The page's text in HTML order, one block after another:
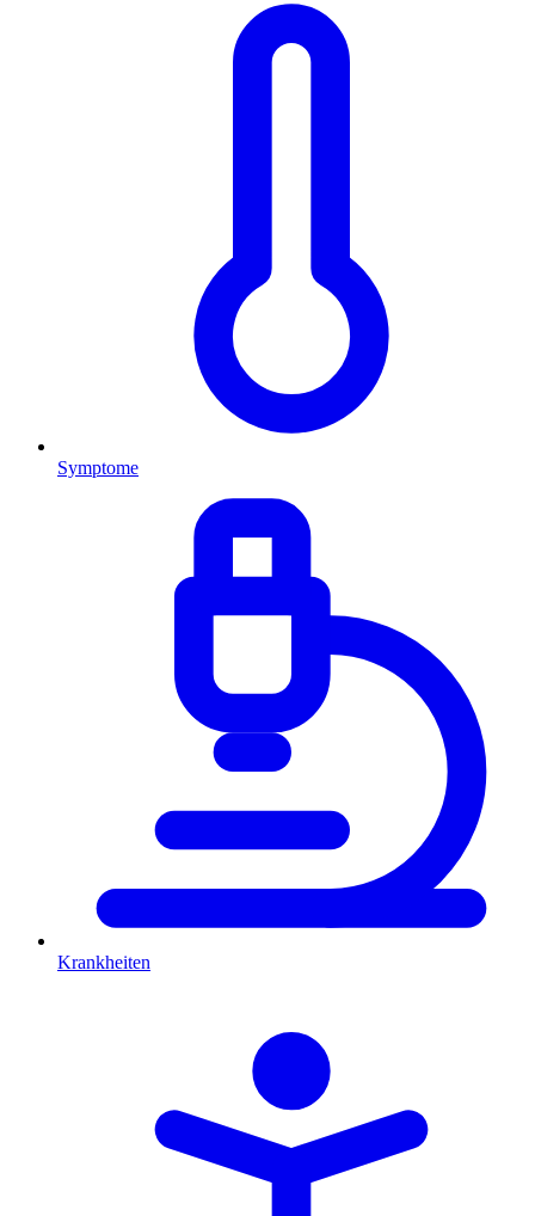
Symptome
Krankheiten